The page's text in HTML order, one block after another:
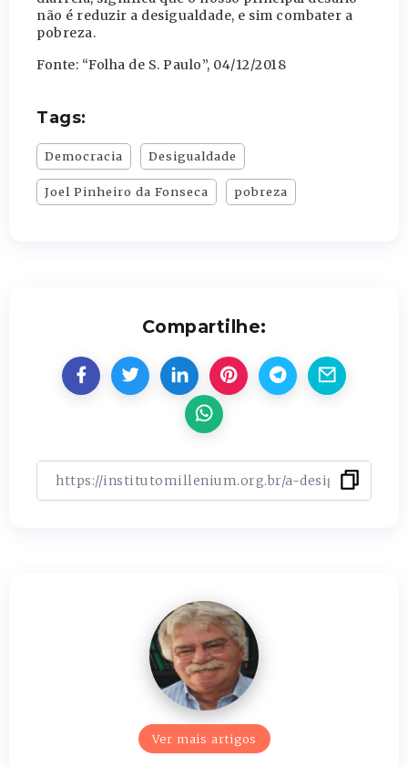
não é reduzir a desigualdade, e sim combater a
pobreza.
Fonte: “Folha de S. Paulo”, 04/12/2018
Tags:
Democracia Desigualdade
Joel Pinheiro da Fonseca pobreza
Compartilhe:
Ver mais artigos